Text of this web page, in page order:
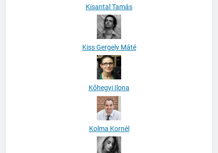
Kisantal Tamás
Kiss Gergely Máté
Kőhegyi Ilona
Kolma Kornél